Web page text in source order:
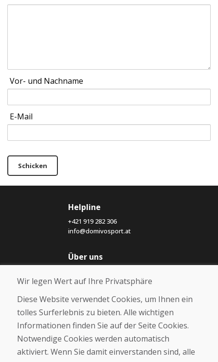
Vor- und Nachname
E-Mail
Schicken
Helpline
+421 919 282 306
info@domivosport.at
Über uns
Über uns
Kontakt
Kaufen
E-Shop
Geschäftsbedingungen
Wir legen Wert auf Ihre Privatsphäre
Diese Website verwendet Cookies, um Ihnen ein
tolles Surferlebnis zu bieten. Alle wichtigen
Informationen finden Sie auf der Seite Cookies.
Notwendige Cookies werden automatisch
aktiviert. Wenn Sie damit einverstanden sind, alle